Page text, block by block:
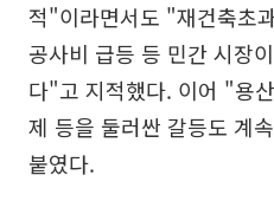
적"이라면서도 "재건축초
공사비 급등 등 민간 시장
다"고 지적했다. 이어 "용
제 등을 둘러싼 갈등도 계
붙였다.